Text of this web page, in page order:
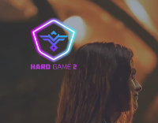
Saltar
contenido